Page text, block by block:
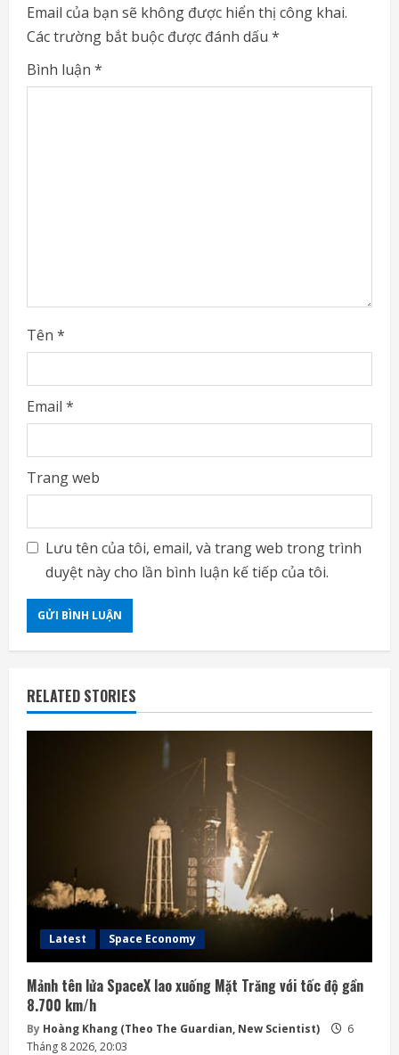
e
R
e
Email của bạn sẽ không được hiển thị công khai.
Các trường bắt buộc được đánh dấu *
Bình luận *
Tên *
Email *
Trang web
Lưu tên của tôi, email, và trang web trong trình
duyệt này cho lần bình luận kế tiếp của tôi.
RELATED STORIES
Latest Space Economy
Mảnh tên lửa SpaceX lao xuống Mặt Trăng với tốc độ gần
8.700 km/h
By Hoàng Khang (Theo The Guardian, New Scientist)
6
Tháng 8 2026, 20:03